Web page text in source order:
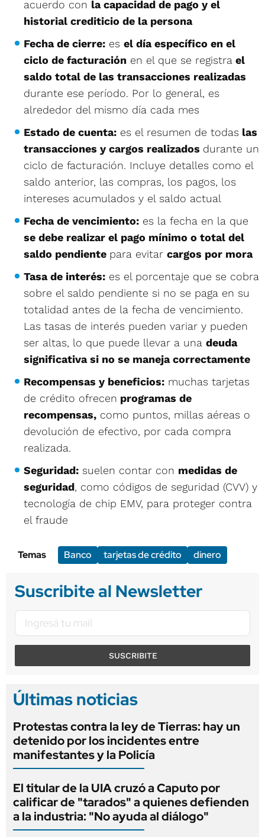
acuerdo con la capacidad de pago y el
historial crediticio de la persona
Fecha de cierre: es el día específico en el
ciclo de facturación en el que se registra el
saldo total de las transacciones realizadas
durante ese período. Por lo general, es
alrededor del mismo día cada mes
Estado de cuenta: es el resumen de todas las
transacciones y cargos realizados durante un
ciclo de facturación. Incluye detalles como el
saldo anterior, las compras, los pagos, los
intereses acumulados y el saldo actual
Fecha de vencimiento: es la fecha en la que
se debe realizar el pago mínimo o total del
saldo pendiente para evitar cargos por mora
Tasa de interés: es el porcentaje que se cobra
sobre el saldo pendiente si no se paga en su
totalidad antes de la fecha de vencimiento.
Las tasas de interés pueden variar y pueden
ser altas, lo que puede llevar a una deuda
significativa si no se maneja correctamente
Recompensas y beneficios: muchas tarjetas
de crédito ofrecen programas de
recompensas, como puntos, millas aéreas o
devolución de efectivo, por cada compra
realizada.
Seguridad: suelen contar con medidas de
seguridad, como códigos de seguridad (CVV) y
tecnología de chip EMV, para proteger contra
el fraude
Temas Banco tarjetas de crédito dinero
Suscribite al Newsletter
SUSCRIBITE
Últimas noticias
Protestas contra la ley de Tierras: hay un
detenido por los incidentes entre
manifestantes y la Policía
El titular de la UIA cruzó a Caputo por
calificar de "tarados" a quienes defienden
a la industria: "No ayuda al diálogo"